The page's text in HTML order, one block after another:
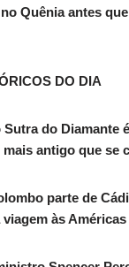
Quênia antes
DO DIA
Sutra do Diamante
antigo que se
parte de
às Américas